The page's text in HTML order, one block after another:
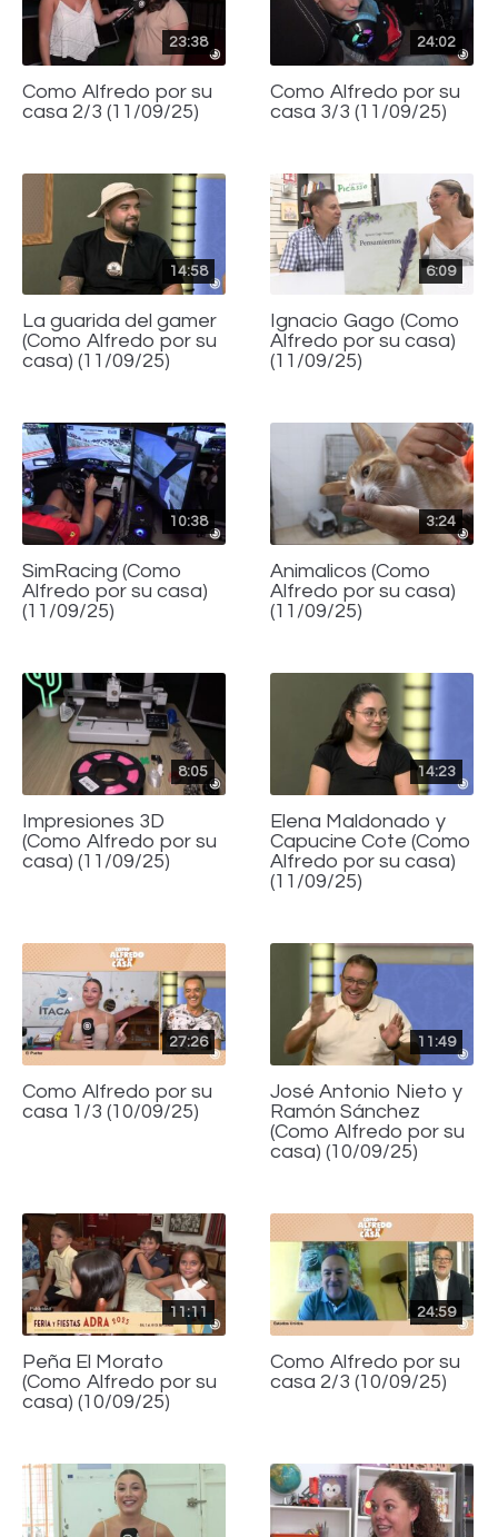
23:38
Como Alfredo por su
casa 2/3 (11/09/25)
24:02
Como Alfredo por su
casa 3/3 (11/09/25)
14:58
La guarida del gamer
(Como Alfredo por su
casa) (11/09/25)
6:09
Ignacio Gago (Como
Alfredo por su casa)
(11/09/25)
10:38
SimRacing (Como
Alfredo por su casa)
(11/09/25)
3:24
Animalicos (Como
Alfredo por su casa)
(11/09/25)
8:05
Impresiones 3D
(Como Alfredo por su
casa) (11/09/25)
14:23
Elena Maldonado y
Capucine Cote (Como
Alfredo por su casa)
(11/09/25)
27:26
Como Alfredo por su
casa 1/3 (10/09/25)
11:49
José Antonio Nieto y
Ramón Sánchez
(Como Alfredo por su
casa) (10/09/25)
11:11
Peña El Morato
(Como Alfredo por su
casa) (10/09/25)
24:59
Como Alfredo por su
casa 2/3 (10/09/25)